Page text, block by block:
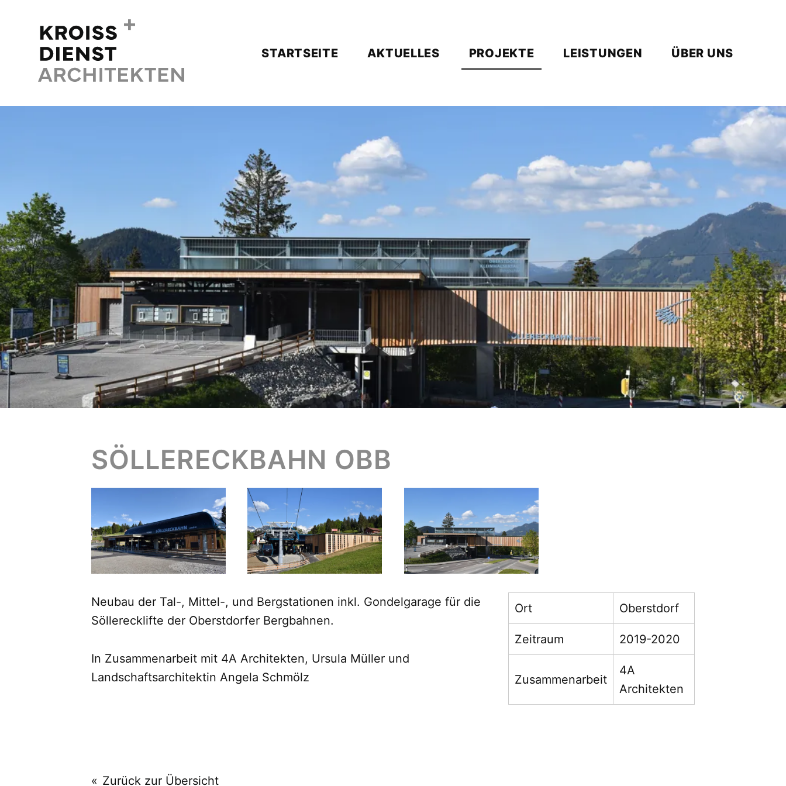
NAVIGATION
STARTSEITE AKTUELLES PROJEKTE LEISTUNGEN ÜBER UNS
SÖLLERECKBAHN OBB
Neubau der Tal-, Mittel-, und Bergstationen inkl. Gondelgarage für die
Söllerecklifte der Oberstdorfer Bergbahnen.
In Zusammenarbeit mit 4A Architekten, Ursula Müller und
Landschaftsarchitektin Angela Schmölz
Ort Oberstdorf
Zeitraum 2019-2020
Zusammenarbeit
4A
Architekten
Zurück zur Übersicht